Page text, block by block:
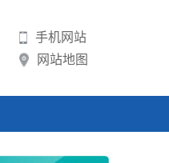
手机网站
网站地图